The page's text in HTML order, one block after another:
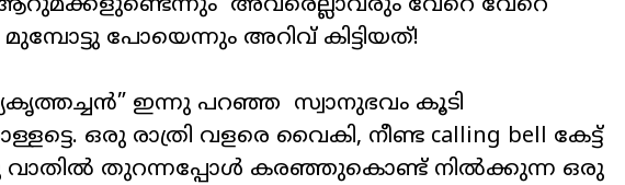
ആറുമക്കളുണ്ടെന്നും അവരെല്ലാവരും വേറെ വേറെ
പോയെന്നും അറിവ് കിട്ടിയത്!
ഇന്നു പറഞ്ഞ സ്വാനുഭവം കൂടി
ഒരു രാത്രി വളരെ വൈകി, നീണ്ട calling bell കേട്ട്
വാതിൽ തുറന്നപ്പോൾ കരഞ്ഞുകൊണ്ട് നിൽക്കുന്ന ഒരു